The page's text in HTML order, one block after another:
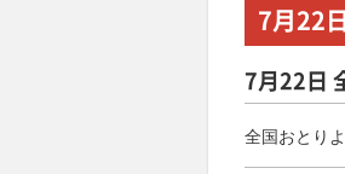
7月22日
7月22日
全国おとり